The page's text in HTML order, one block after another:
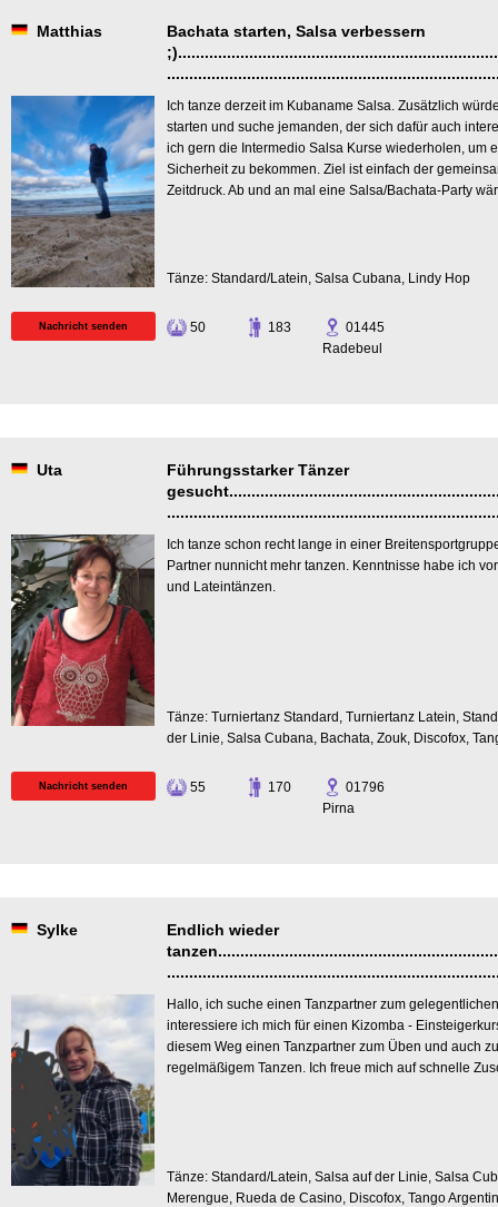
Matthias
Bachata starten, Salsa verbessern
Ich tanze derzeit im Kubaname Salsa. Zusätzlich
starten und suche jemanden, der sich dafür auch
ich gern die Intermedio Salsa Kurse wiederholen, um
Sicherheit zu bekommen. Ziel ist einfach der
Zeitdruck. Ab und an mal eine Salsa/Bachata-Party
Tänze: Standard/Latein, Salsa Cubana, Lindy Hop
Nachricht senden 50 183
01445
Radebeul
Uta
Führungsstarker Tänzer
Ich tanze schon recht lange in einer
Partner nunnicht mehr tanzen. Kenntnisse habe ich
und Lateintänzen.
Tänze: Turniertanz Standard, Turniertanz Latein,
der Linie, Salsa Cubana, Bachata, Zouk, Discofox,
Nachricht senden 55 170
01796
Pirna
Sylke
Endlich wieder
Hallo, ich suche einen Tanzpartner zum
interessiere ich mich für einen Kizomba -
diesem Weg einen Tanzpartner zum Üben und auch
regelmäßigem Tanzen. Ich freue mich auf schnelle
Tänze: Standard/Latein, Salsa auf der Linie, Salsa
Merengue, Rueda de Casino, Discofox, Tango